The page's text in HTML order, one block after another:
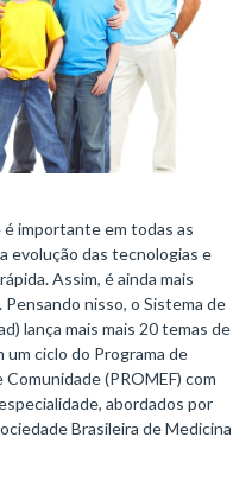
importante em todas as
evolução das tecnologias e
Assim, é ainda mais
nisso, o Sistema de
lança mais mais 20 temas de
um ciclo do Programa de
(PROMEF) com
abordados por
Brasileira de Medicina